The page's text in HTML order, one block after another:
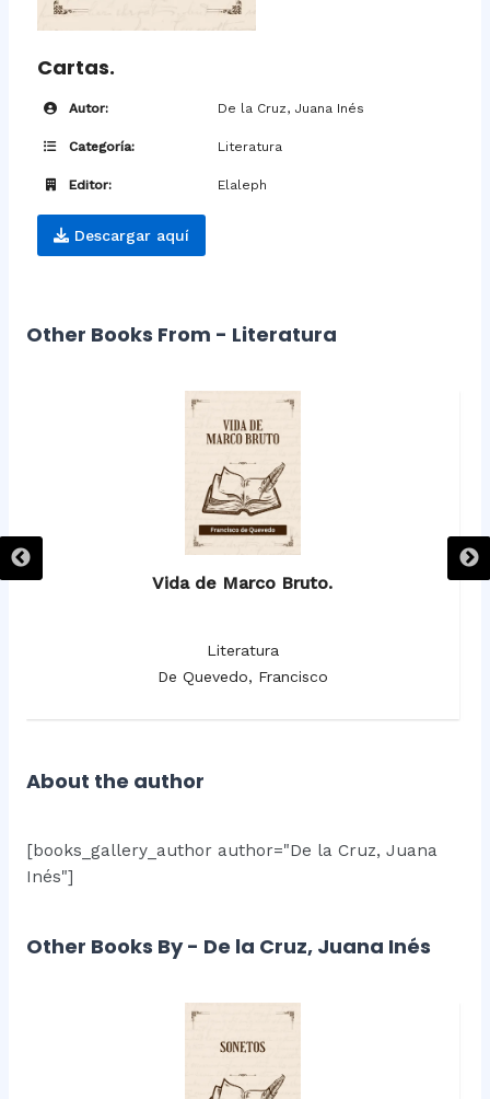
Cartas.
Autor: De la Cruz, Juana Inés
Categoría: Literatura
Editor: Elaleph
Descargar aquí
Other Books From - Literatura
Vida de Marco Bruto.
Literatura
De Quevedo, Francisco
About the author
[books_gallery_author author="De la Cruz, Juana
Inés"]
Other Books By - De la Cruz, Juana Inés